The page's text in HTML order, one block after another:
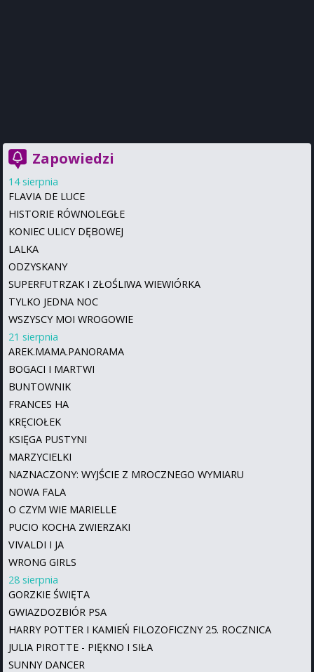
Zapowiedzi
14 sierpnia
FLAVIA DE LUCE
HISTORIE RÓWNOLEGŁE
KONIEC ULICY DĘBOWEJ
LALKA
ODZYSKANY
SUPERFUTRZAK I ZŁOŚLIWA WIEWIÓRKA
TYLKO JEDNA NOC
WSZYSCY MOI WROGOWIE
21 sierpnia
AREK.MAMA.PANORAMA
BOGACI I MARTWI
BUNTOWNIK
FRANCES HA
KRĘCIOŁEK
KSIĘGA PUSTYNI
MARZYCIELKI
NAZNACZONY: WYJŚCIE Z MROCZNEGO WYMIARU
NOWA FALA
O CZYM WIE MARIELLE
PUCIO KOCHA ZWIERZAKI
VIVALDI I JA
WRONG GIRLS
28 sierpnia
GORZKIE ŚWIĘTA
GWIAZDOZBIÓR PSA
HARRY POTTER I KAMIEŃ FILOZOFICZNY 25. ROCZNICA
JULIA PIROTTE - PIĘKNO I SIŁA
SUNNY DANCER